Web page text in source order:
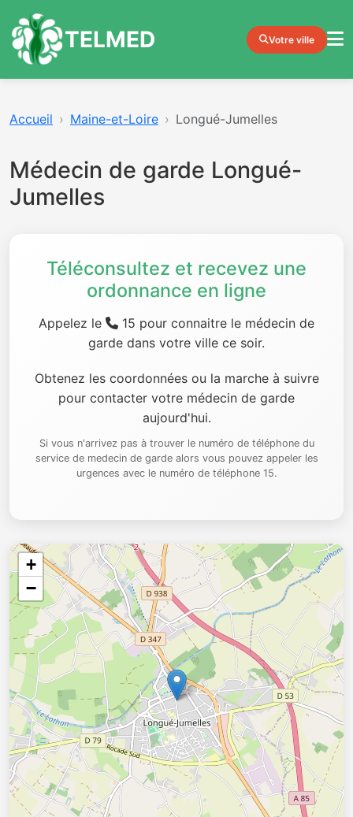
TELMED Votre ville
Accueil Maine-et-Loire Longué-Jumelles
Médecin de garde Longué-
Jumelles
Téléconsultez et recevez une
ordonnance en ligne
Appelez le
15 pour connaitre le médecin de
garde dans votre ville ce soir.
Obtenez les coordonnées ou la marche à suivre
pour contacter votre médecin de garde
aujourd'hui.
Si vous n'arrivez pas à trouver le numéro de téléphone du
service de medecin de garde alors vous pouvez appeler les
urgences avec le numéro de téléphone 15.
+
−